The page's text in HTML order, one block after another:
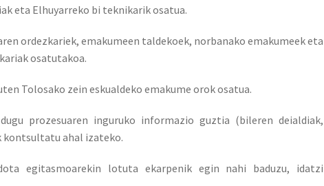
eta Elhuyarreko bi teknikarik osatua.
ordezkariek, emakumeen taldekoek, norbanako emakumeek eta
osatutakoa.
Tolosako zein eskualdeko emakume orok osatua.
prozesuaren inguruko informazio guztia (bileren deialdiak,
ahal izateko.
egitasmoarekin lotuta ekarpenik egin nahi baduzu, idatzi